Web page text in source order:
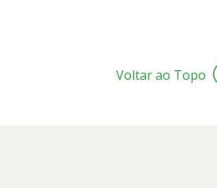
Voltar ao Topo